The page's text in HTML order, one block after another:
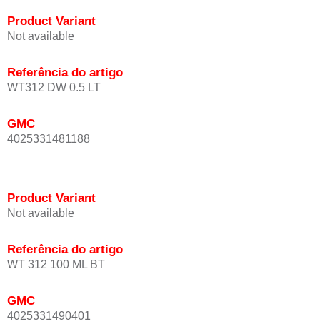
Product Variant
Not available
Referência do artigo
WT312 DW 0.5 LT
GMC
4025331481188
Product Variant
Not available
Referência do artigo
WT 312 100 ML BT
GMC
4025331490401